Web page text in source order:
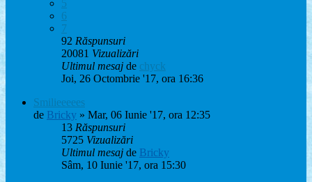
5
6
7
92 Răspunsuri
20081 Vizualizări
Ultimul mesaj de chyck
Joi, 26 Octombrie '17, ora 16:36
Smilieeeees
de Bricky » Mar, 06 Iunie '17, ora 12:35
13 Răspunsuri
5725 Vizualizări
Ultimul mesaj de Bricky
Sâm, 10 Iunie '17, ora 15:30